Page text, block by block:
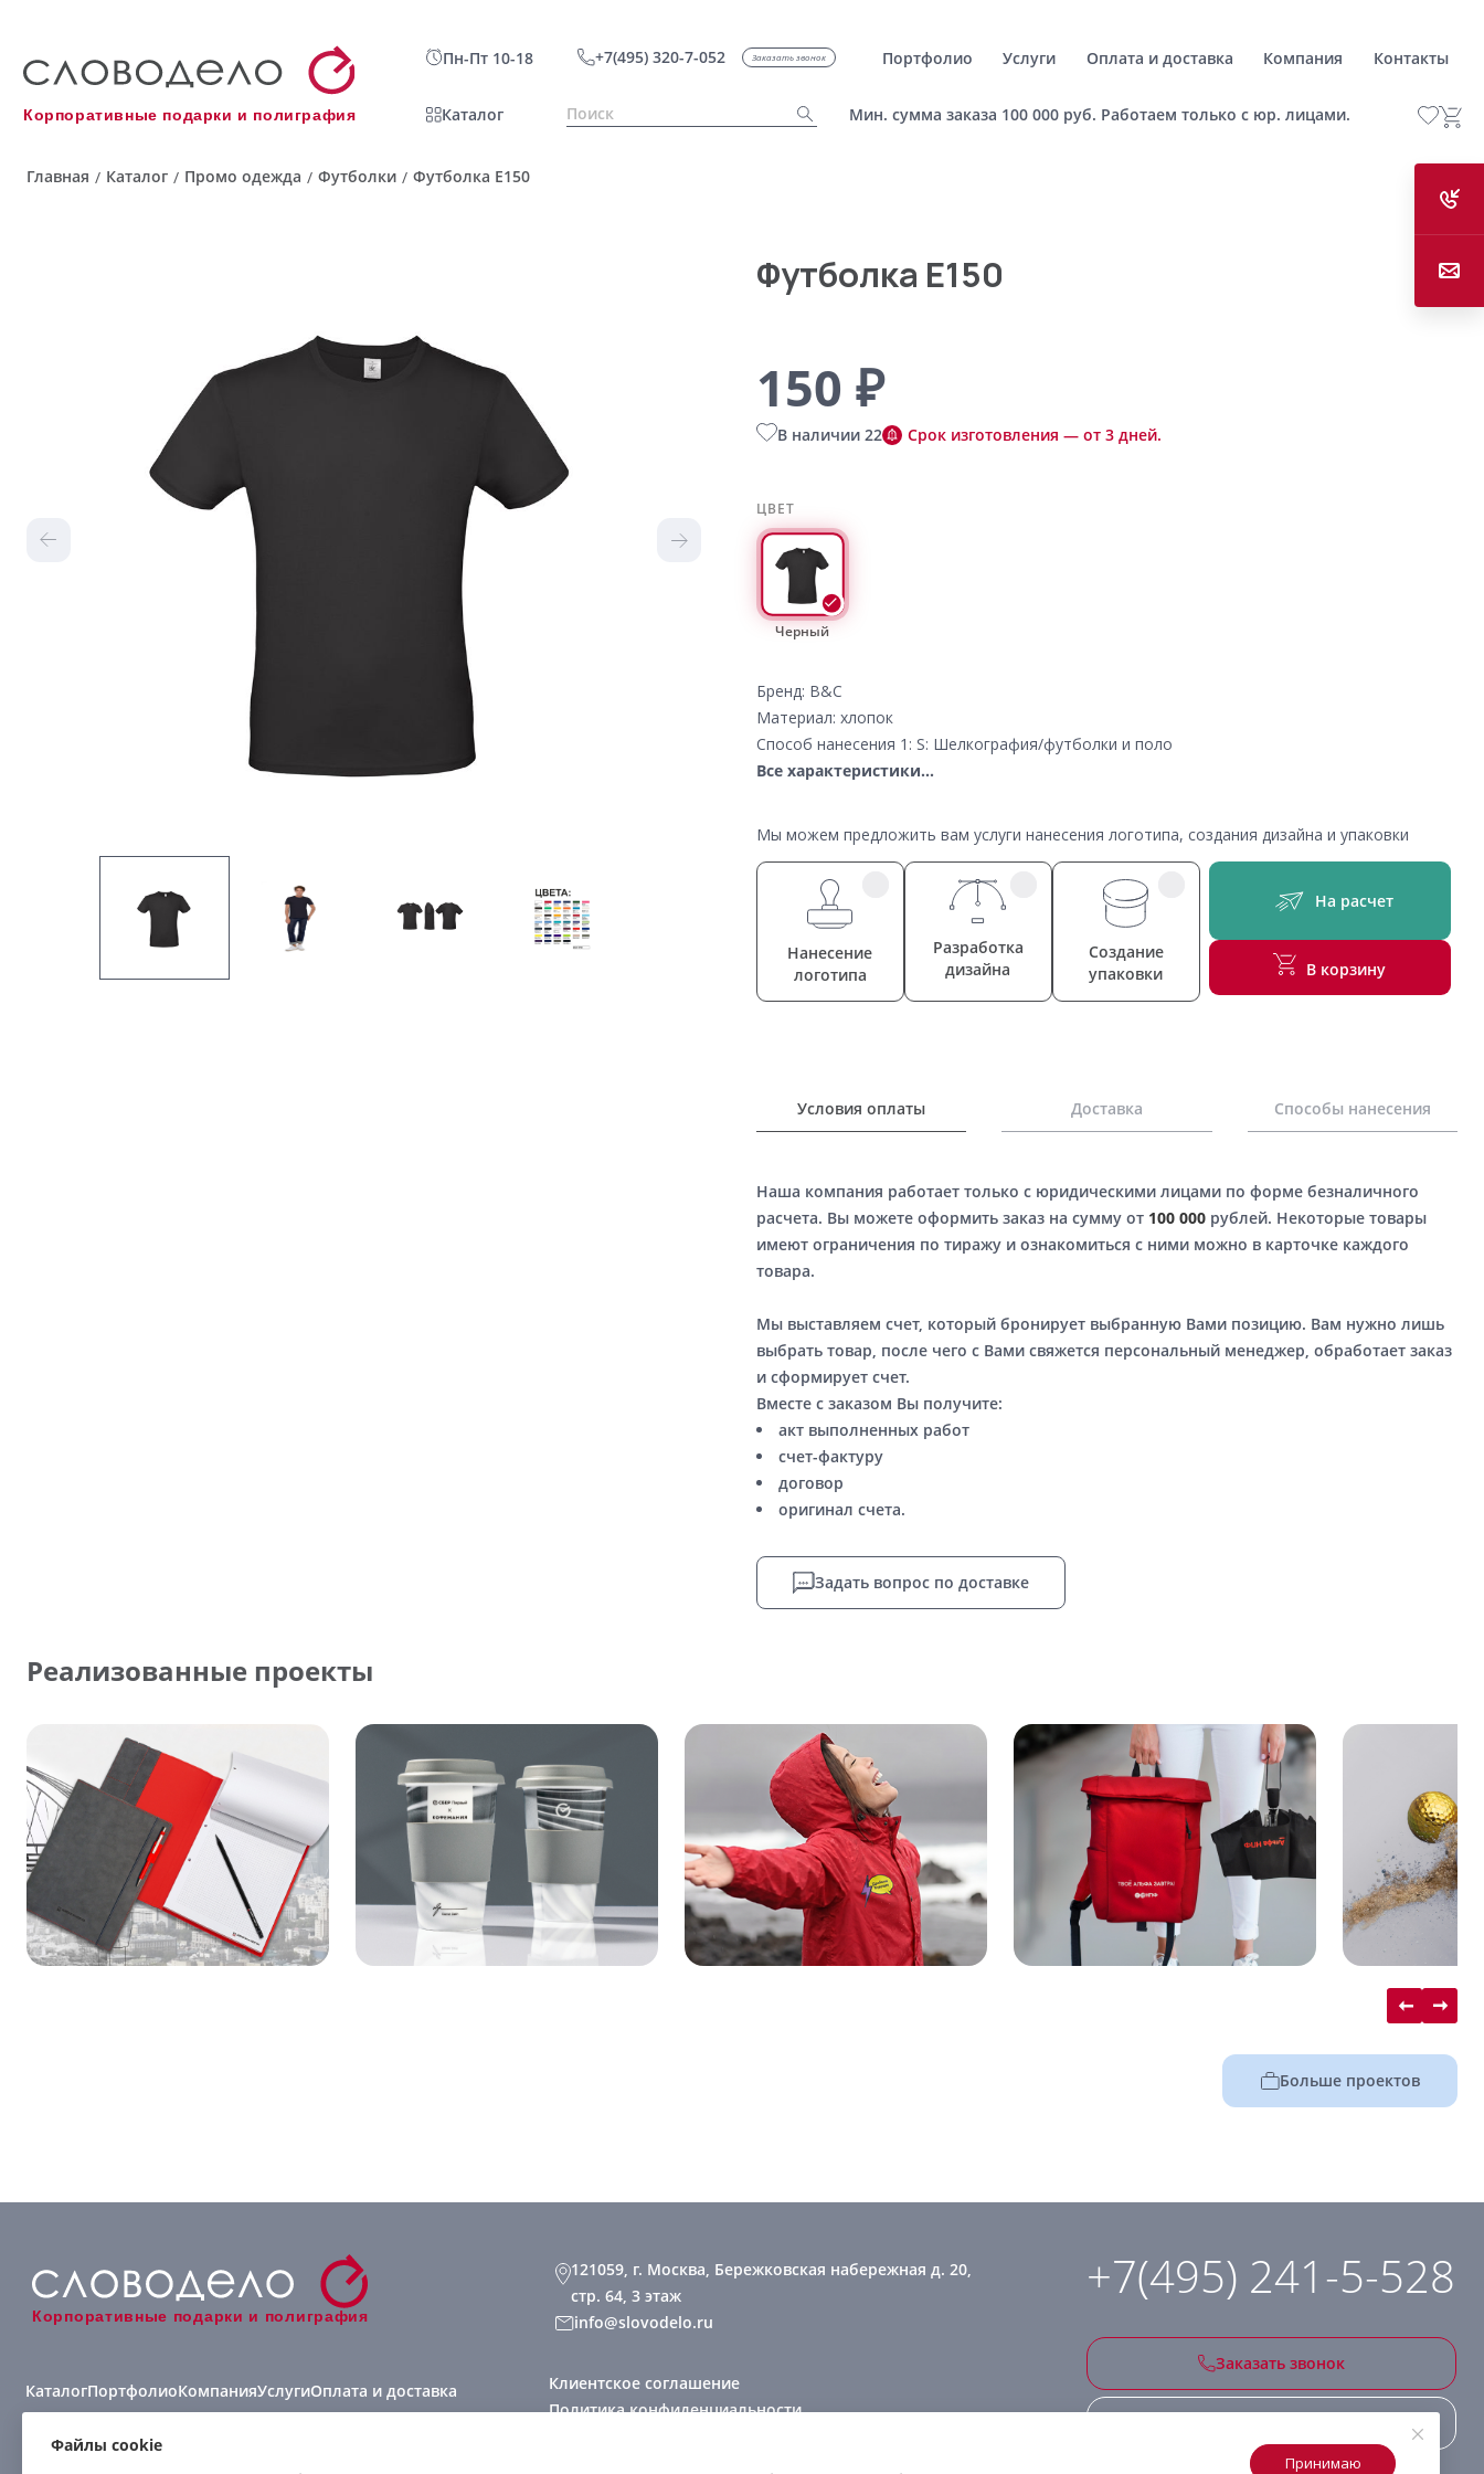
Корпоративные подарки и полиграфия
Пн-Пт 10-18 +7(495) 320-7-052 Заказать звонок Портфолио Услуги Оплата и доставка Компания Контакты
Каталог Мин. сумма заказа 100 000 руб. Работаем только с юр. лицами.
Главная / Каталог / Промо одежда / Футболки / Футболка E150
Футболка E150
150 ₽
В наличии 22 Срок изготовления — от 3 дней.
ЦВЕТ
Черный
Бренд: B&C
Материал: хлопок
Способ нанесения 1: S: Шелкография/футболки и поло
Все характеристики...
Мы можем предложить вам услуги нанесения логотипа, создания дизайна и упаковки
Нанесение
логотипа
Разработка
дизайна
Создание
упаковки
На расчет
В корзину
Условия оплаты Доставка Способы нанесения
Наша компания работает только с юридическими лицами по форме безналичного
расчета. Вы можете оформить заказ на сумму от 100 000рублей. Некоторые товары
имеют ограничения по тиражу и ознакомиться с ними можно в карточке каждого
товара.
Мы выставляем счет, который бронирует выбранную Вами позицию. Вам нужно лишь
выбрать товар, после чего с Вами свяжется персональный менеджер, обработает заказ
и сформирует счет.
Вместе с заказом Вы получите:
акт выполненных работ
счет-фактуру
договор
оригинал счета.
Задать вопрос по доставке
Реализованные проекты
Больше проектов
Корпоративные подарки и полиграфия
КаталогПортфолиоКомпанияУслугиОплата и доставка
Виды нанесения
121059, г. Москва, Бережковская набережная д. 20,
стр. 64, 3 этаж
info@slovodelo.ru
+7(495) 241-5-528
Заказать звонок
Клиентское соглашение
Политика конфиденциальности
Файлы cookie
Принимаю